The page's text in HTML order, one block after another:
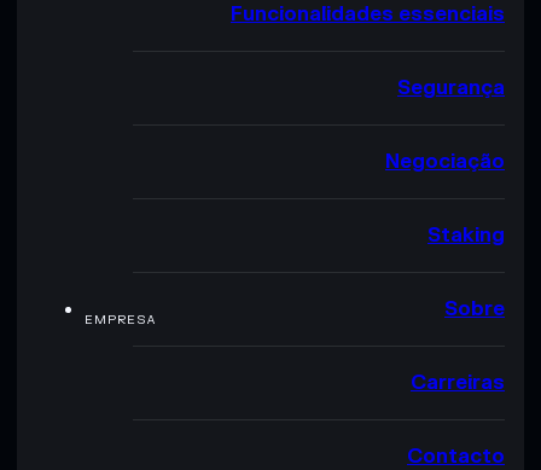
Funcionalidades essenciais
Segurança
Negociação
Staking
EMPRESA Sobre
Carreiras
Contacto